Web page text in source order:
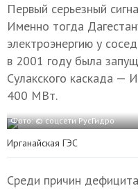
Первый серьезный
Именно тогда
электроэнергию у
в 2001 году была
Сулакского каскада —
400 МВт.
Фото: © соцсети РусГидро
Ирганайская ГЭС
Среди причин